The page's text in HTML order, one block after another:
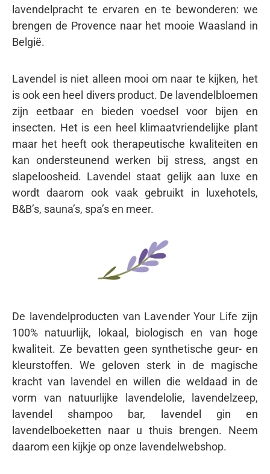
lavendelpracht te ervaren en te bewonderen: we
brengen de Provence naar het mooie Waasland in
België.
Lavendel is niet alleen mooi om naar te kijken, het
is ook een heel divers product. De lavendelbloemen
zijn eetbaar en bieden voedsel voor bijen en
insecten. Het is een heel klimaatvriendelijke plant
maar het heeft ook therapeutische kwaliteiten en
kan ondersteunend werken bij stress, angst en
slapeloosheid. Lavendel staat gelijk aan luxe en
wordt daarom ook vaak gebruikt in luxehotels,
B&B’s, sauna’s, spa’s en meer.
De lavendelproducten van Lavender Your Life zijn
100% natuurlijk, lokaal, biologisch en van hoge
kwaliteit. Ze bevatten geen synthetische geur- en
kleurstoffen. We geloven sterk in de magische
kracht van lavendel en willen die weldaad in de
vorm van natuurlijke lavendelolie, lavendelzeep,
lavendel shampoo bar, lavendel gin en
lavendelboeketten naar u thuis brengen. Neem
daarom een kijkje op onze lavendelwebshop.